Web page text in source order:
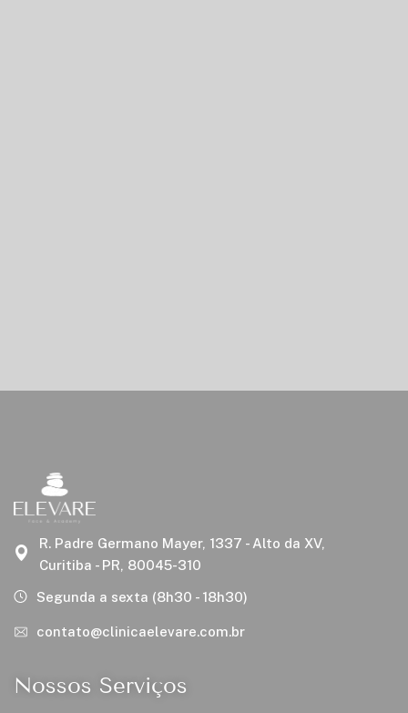
R. Padre Germano Mayer, 1337 - Alto da XV,
Curitiba - PR, 80045-310
Segunda a sexta (8h30 - 18h30)
contato@clinicaelevare.com.br
Nossos Serviços